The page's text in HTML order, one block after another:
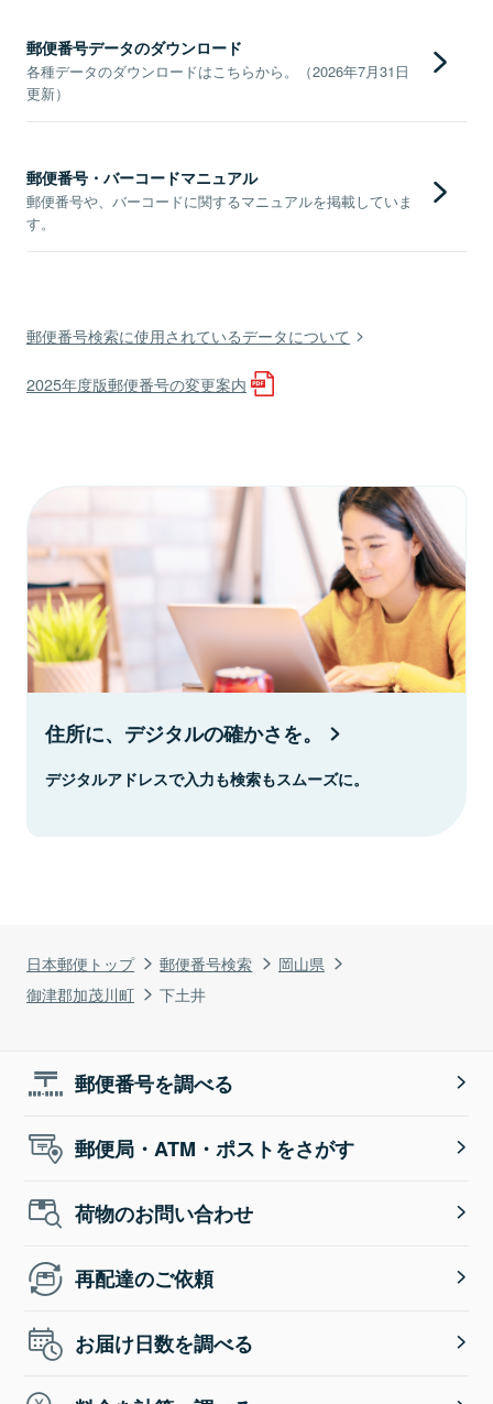
日本郵便トップ 郵便番号検索
岡山県
御津郡加茂川町
下土井
郵便番号データのダウンロード
各種データのダウンロードはこちらから。（2026年7月31日
更新）
郵便番号・バーコードマニュアル
郵便番号や、バーコードに関するマニュアルを掲載していま
す。
郵便番号検索に使用されているデータについて
2025年度版郵便番号の変更案内
住所に、デジタルの確かさを。
デジタルアドレスで入力も検索もスムーズに。
郵便番号を調べる
郵便局・ATM・ポストをさがす
荷物のお問い合わせ
再配達のご依頼
お届け日数を調べる